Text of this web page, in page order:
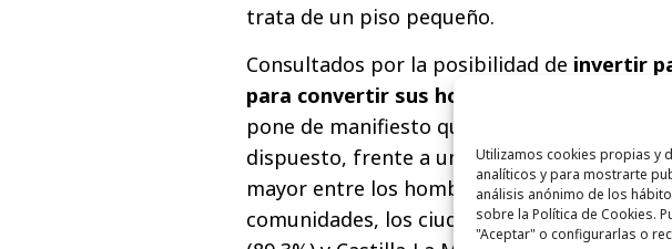
Utilizamos cookies propias y
analíticos y para mostrarte
análisis anónimo de los
sobre la Política de Cookies.
"Aceptar" o configurarlas o
trata de un piso pequeño.
Consultados por la posibilidad de invertir
para convertir sus hogares en Smart Home
pone de manifiesto que el 82% de los
dispuesto, frente a un 18% que no lo haría,
mayor entre los hombres (84%) que en las
comunidades, los ciudadanos de la región